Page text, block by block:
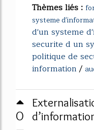
Thèmes liés :
systeme
d'un systeme
securite d un
politique de
information/
0